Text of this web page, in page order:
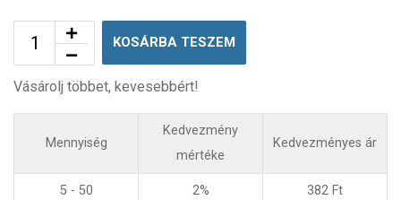
KOSÁRBA TESZEM
Vásárolj többet, kevesebbért!
Mennyiség
Kedvezmény
mértéke
Kedvezményes ár
5 - 50 2% 382 Ft